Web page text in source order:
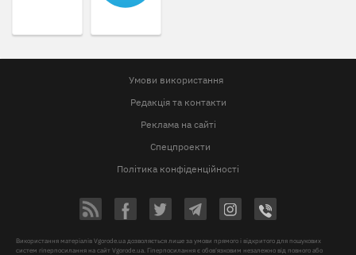
Умови використання
Редакція та контакти
Реклама на сайті
Спецпроекти
Політика конфіденційності
Використання матеріалів Vgorode.ua дозволяється лише за умови прямого і відкритого для пошукових
систем гіперпосилання на сайт Vgorode.ua. Гіперпосилання є обов'язковим незалежно від повного або